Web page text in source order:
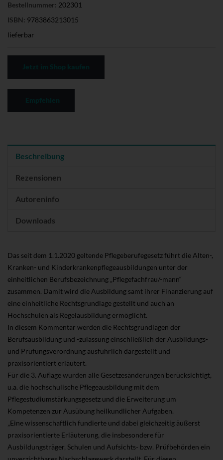
Bestellnummer: 202301
ISBN: 9783863213015
lieferbar
Beschreibung
Rezensionen
Autoreninfo
Downloads
Das seit dem 1.1.2020 geltende Pflegeberufegesetz führt die Alten-,
Kranken- und Kinderkrankenpflegeausbildungen unter der
einheitlichen Berufsbezeichnung „Pflegefachfrau/-mann“
zusammen. Damit wird die Ausbildung samt ihrer Finanzierung auf
eine einheitliche Rechtsgrundlage gestellt und auch an
Hochschulen als Regelausbildung ermöglicht.
In diesem Kommentar werden die Rechtsgrundlagen der
Berufsausbildung und -zulassung einschließlich der Ausbildungs-
und Prüfungsverordnung ausführlich dargestellt und
praxisorientiert erläutert.
Für die 3. Auflage wurden alle Gesetzesänderungen berücksichtigt,
u.a. die hochschulische Pflegeausbildung mit dem
Pflegestudiumstärkungsgesetz und die Erweiterung um
Kompetenzen zur Ausübung heilkundlicher Aufgaben.
„Eine wissenschaftlich fundierte und dabei gleichzeitig äußerst
praxisorientierte Erläuterung, die insbesondere für
Ausbildungsträger, Schulen und Aufsichts- bzw. Prüfbehörden ein